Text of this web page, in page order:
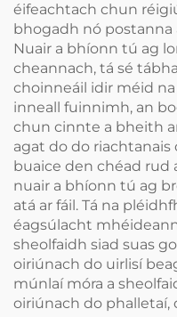
éifeachtach chun
bhogadh nó postanna
Nuair a bhíonn tú ag
cheannach, tá sé
choinneáil idir méid
inneall fuinnimh, an
chun cinnte a bheith
agat do do riachtanais
buaice den chéad rud
nuair a bhíonn tú ag
atá ar fáil. Tá na
éagsúlacht
sheolfaidh siad suas
oiriúnach do uirlisí
múnlaí móra a
oiriúnach do